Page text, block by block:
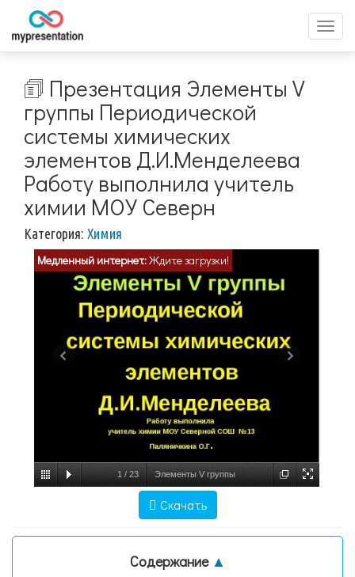
меню
🗊 Презентация Элементы V
группы Периодической
системы химических
элементов Д.И.Менделеева
Работу выполнила учитель
химии МОУ Северн
Категория: Химия
Медленный интернет:Ждите загрузки!
1 / 23 Элементы V группы
элементов Д.И.Менделеева Работу
слайд №1
Скачать
Содержание ▲